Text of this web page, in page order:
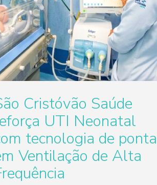
Cristóvão Saúde
UTI Neonatal
tecnologia de ponta
Ventilação de Alta